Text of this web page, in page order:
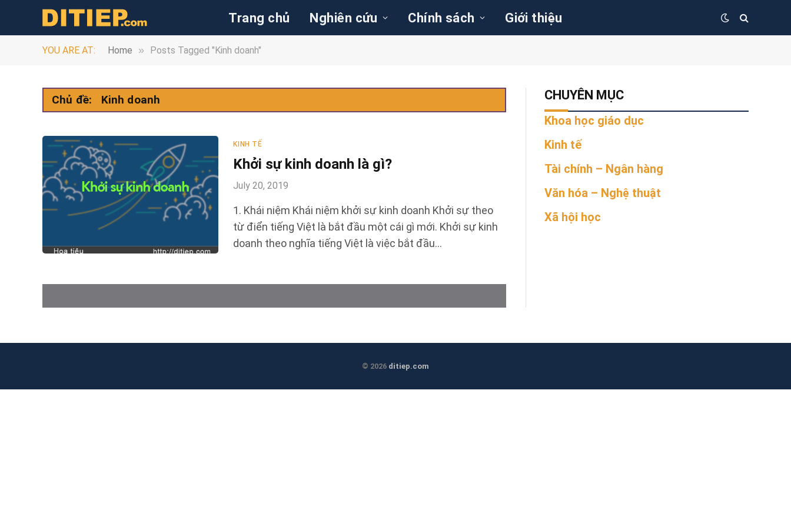
Trang chủ Nghiên cứu Chính sách Giới thiệu
YOU ARE AT: Home » Posts Tagged "Kinh doanh"
Chủ đề: Kinh doanh
KINH TẾ
Khởi sự kinh doanh là gì?
July 20, 2019
1. Khái niệm Khái niệm khởi sự kinh doanh Khởi sự theo
từ điển tiếng Việt là bắt đầu một cái gì mới. Khởi sự kinh
doanh theo nghĩa tiếng Việt là việc bắt đầu…
CHUYÊN MỤC
Khoa học giáo dục
Kinh tế
Tài chính – Ngân hàng
Văn hóa – Nghệ thuật
Xã hội học
© 2026 ditiep.com